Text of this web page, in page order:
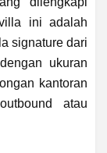
ini adalah
signature dari
ukuran
kantoran
atau